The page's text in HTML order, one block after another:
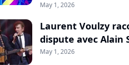
May 1, 2026
Laurent Voulzy
dispute avec Alain
May 1, 2026